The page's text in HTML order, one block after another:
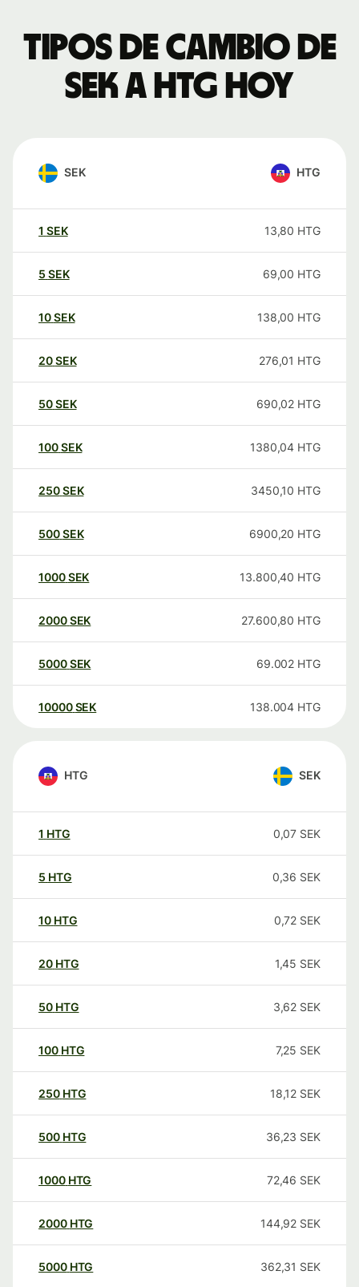
Tipos de cambio de
SEK a HTG hoy
SEK HTG
1 SEK 13,80 HTG
5 SEK 69,00 HTG
10SEK 138,00 HTG
20SEK 276,01 HTG
50SEK 690,02 HTG
100SEK 1380,04 HTG
250SEK 3450,10 HTG
500SEK 6900,20 HTG
1000SEK 13.800,40 HTG
2000SEK 27.600,80 HTG
5000SEK 69.002 HTG
10000 SEK 138.004 HTG
HTG SEK
1 HTG 0,07 SEK
5 HTG 0,36 SEK
10 HTG 0,72 SEK
20 HTG 1,45 SEK
50 HTG 3,62 SEK
100 HTG 7,25 SEK
250 HTG 18,12 SEK
500 HTG 36,23 SEK
1000 HTG 72,46 SEK
2000 HTG 144,92 SEK
5000 HTG 362,31 SEK